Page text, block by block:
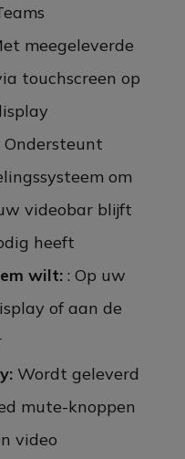
meegeleverde
touchscreen op
Ondersteunt
om
videobar blijft
heeft
wilt:: Op uw
of aan de
Wordt geleverd
mute-knoppen
video